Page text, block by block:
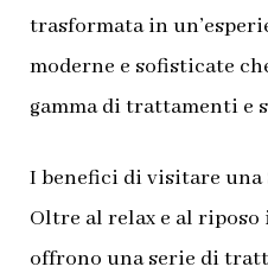
trasformata in
moderne e sofisticate
gamma di trattamenti e
I benefici di visitare una
Oltre al relax e al
offrono una serie di